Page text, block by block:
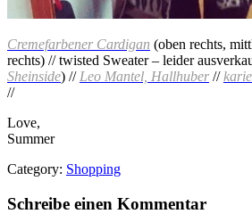
Cremefarbener Cardigan (oben rechts,
rechts) // twisted Sweater – leider
Sheinside) // Leo Mantel, Hallhuber //
//
Love,
Summer
Category: Shopping
Schreibe einen Kommentar